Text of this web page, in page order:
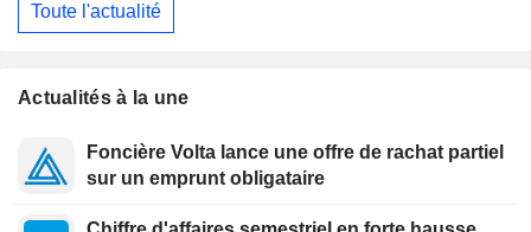
Toute l'actualité
Actualités à la une
Foncière Volta lance une offre de rachat partiel
sur un emprunt obligataire